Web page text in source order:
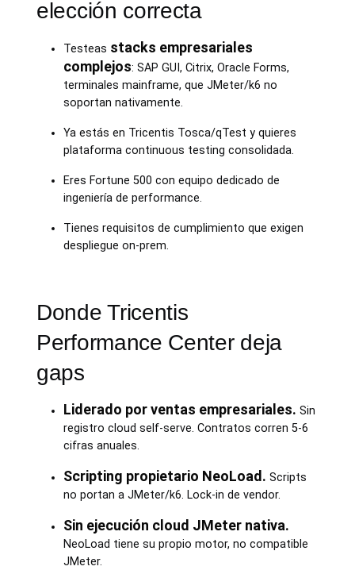
elección correcta
Testeas stacks empresariales
complejos: SAP GUI, Citrix, Oracle Forms,
terminales mainframe, que JMeter/k6 no
soportan nativamente.
Ya estás en Tricentis Tosca/qTest y quieres
plataforma continuous testing consolidada.
Eres Fortune 500 con equipo dedicado de
ingeniería de performance.
Tienes requisitos de cumplimiento que exigen
despliegue on-prem.
Donde Tricentis
Performance Center deja
gaps
Liderado por ventas empresariales. Sin
registro cloud self-serve. Contratos corren 5-6
cifras anuales.
Scripting propietario NeoLoad. Scripts
no portan a JMeter/k6. Lock-in de vendor.
Sin ejecución cloud JMeter nativa.
NeoLoad tiene su propio motor, no compatible
JMeter.